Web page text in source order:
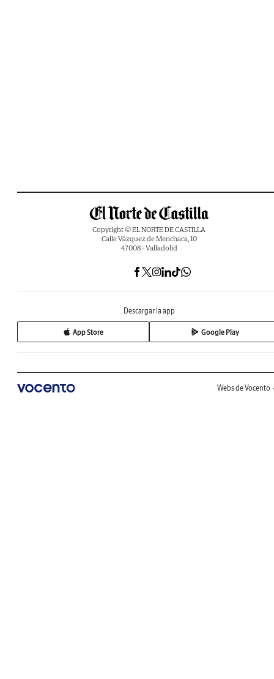
Copyright © EL NORTE DE CASTILLA
Calle Vázquez de Menchaca, 10
47008 - Valladolid
Descargar la app
App Store Google Play
Webs de Vocento